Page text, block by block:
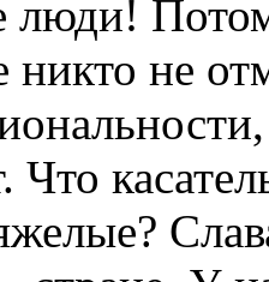
люди!
никто не
Что